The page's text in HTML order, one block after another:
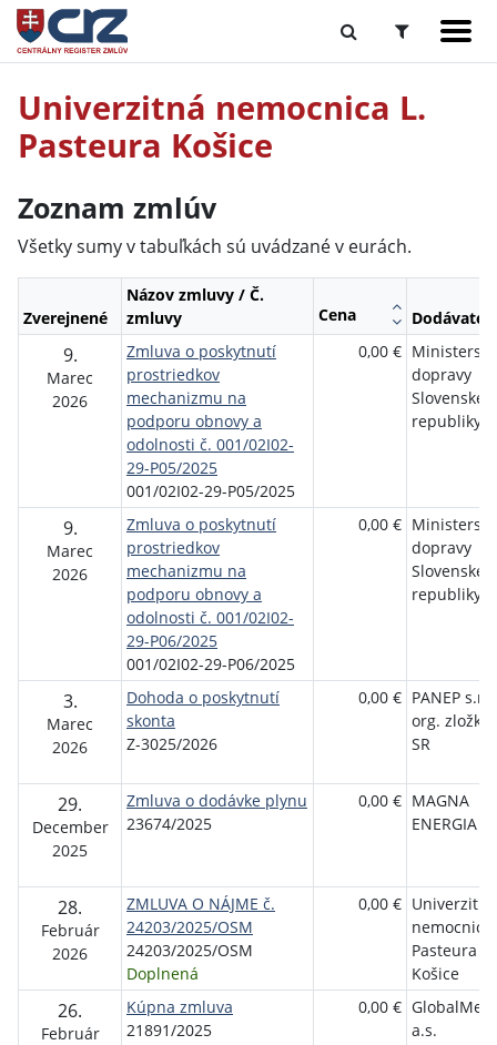
Univerzitná nemocnica L.
Pasteura Košice
Zoznam zmlúv
Všetky sumy v tabuľkách sú uvádzané v eurách.
Zverejnené
Názov zmluvy / Č.
zmluvy
Cena Dodávateľ
9.
Marec
2026
Zmluva o poskytnutí
prostriedkov
mechanizmu na
podporu obnovy a
odolnosti č. 001/02I02-
29-P05/2025
001/02I02-29-P05/2025
0,00 €
dopravy
Slovenskej
republiky
9.
Marec
2026
Zmluva o poskytnutí
prostriedkov
mechanizmu na
podporu obnovy a
odolnosti č. 001/02I02-
29-P06/2025
001/02I02-29-P06/2025
0,00 €
dopravy
Slovenskej
republiky
3.
Marec
2026
Dohoda o poskytnutí
skonta
Z-3025/2026
0,00 € PANEP
org. zložka
SR
29.
December
2025
Zmluva o dodávke plynu
23674/2025
0,00 € MAGNA
ENERGIA
28.
Február
2026
ZMLUVA O NÁJME č.
24203/2025/OSM
24203/2025/OSM
Doplnená
0,00 € Univerzitná
nemocnica
Pasteura
Košice
26.
Február
Kúpna zmluva
21891/2025
0,00 € GlobalMed
a.s.